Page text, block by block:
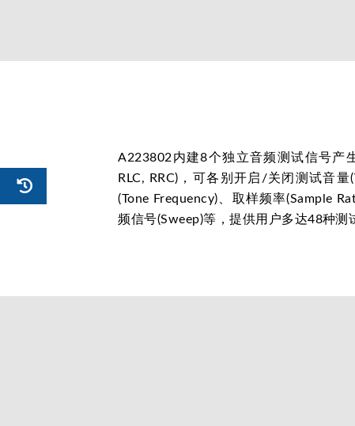
A223802内建8个独立音频测试信号产
RLC, RRC)，可各别开启/关闭测试音量
(Tone Frequency)、取样频率(Sample
频信号(Sweep)等，提供用户多达48种测